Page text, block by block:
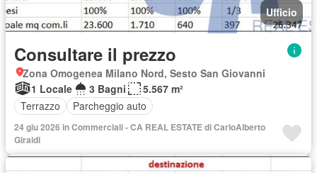
Ufficio
Consultare il prezzo
Zona Omogenea Milano Nord, Sesto San Giovanni
1 Locale
3 Bagni
5.567 m²
Terrazzo
Parcheggio auto
24 giu 2026 in Commerciali - CA REAL ESTATE di CarloAlberto
Giraldi